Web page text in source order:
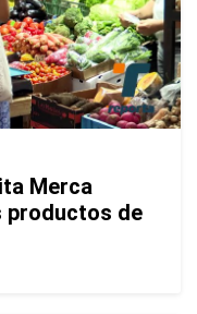
Merca
productos de